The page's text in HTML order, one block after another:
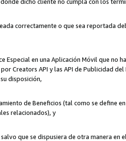
correctamente o que sea reportada
Especial en una Aplicación Móvil que no
Creators API y las API de Publicidad
disposición,
de Beneficios (tal como se define
relacionados), y
que se dispusiera de otra manera en